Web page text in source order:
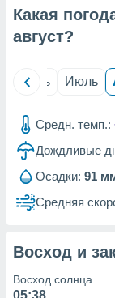
рекламы
сведения
1199
Какая
август?
Июнь Июль
Средн. темп.:
Дождливые
Осадки: 91
Средняя
Восход и
Восход солнца
05:38